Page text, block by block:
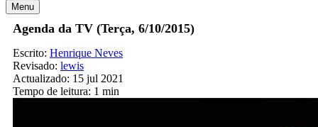
Menu
Agenda da TV (Terça, 6/10/2015)
Escrito: Henrique Neves
Revisado: lewis
Actualizado: 15 jul 2021
Tempo de leitura: 1 min